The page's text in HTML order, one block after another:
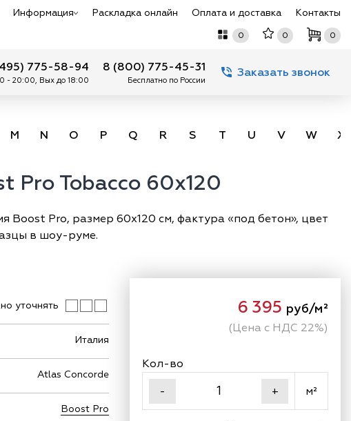
Информация Раскладка онлайн Оплата и доставка Контакты
0 0 0
775-58-94
- 20:00, Вых до 18:00
8 (800) 775-45-31
Бесплатно по России
Заказать звонок
M N O P Q R S T U V W X
Pro Tobacco 60x120
Pro, размер 60х120 см, фактура «под бетон», цвет
в шоу-руме.
уточнять
Италия
Atlas Concorde
Boost Pro
6 395 руб/м²
(Цена с НДС 22%)
Кол-во
-
+ м²